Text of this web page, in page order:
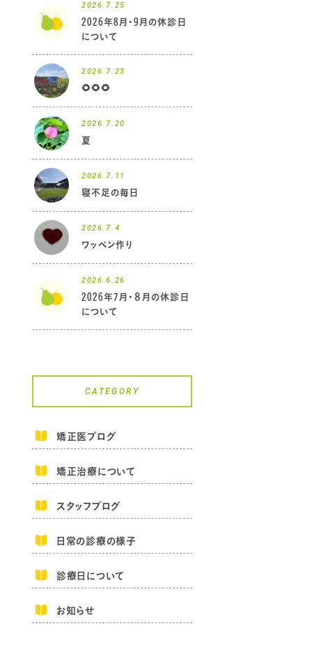
2026.7.25
2026年8月・9月の休診日
について
2026.7.23
🌻🌻🌻
2026.7.20
夏
2026.7.11
寝不足の毎日
2026.7.4
ワッペン作り
2026.6.26
2026年7月・８月の休診日
について
CATEGORY
矯正医ブログ
矯正治療について
スタッフブログ
日常の診療の様子
診療日について
お知らせ